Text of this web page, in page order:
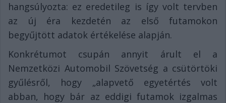
hangsúlyozta: ez eredetileg is így volt tervben
az új éra kezdetén az első futamokon
begyűjtött adatok értékelése alapján.
Konkrétumot csupán annyit árult el a
Nemzetközi Automobil Szövetség a csütörtöki
gyűlésről, hogy „alapvető egyetértés volt
abban, hogy bár az eddigi futamok izgalmas